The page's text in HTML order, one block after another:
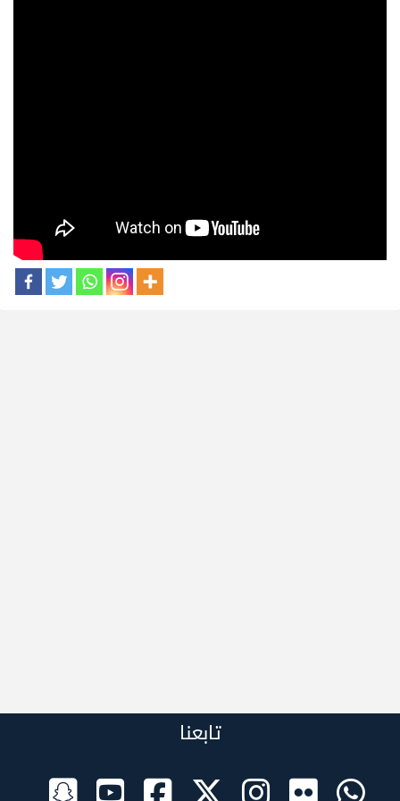
تابعنا